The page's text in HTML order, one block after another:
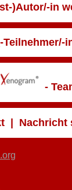
)Autor/-in
-Teilnehmer/-
-
| Nachricht